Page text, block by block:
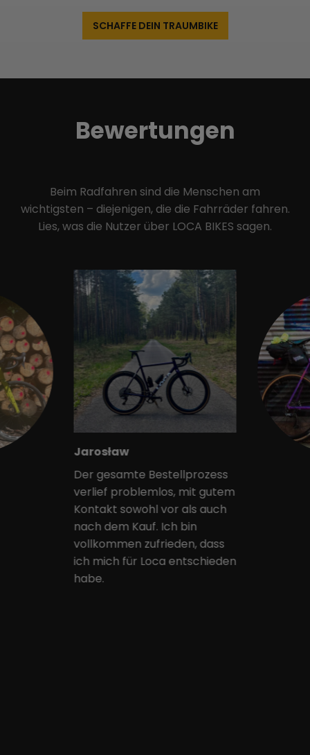
SCHAFFE DEIN TRAUMBIKE
Bewertungen
Beim Radfahren sind die Menschen am
wichtigsten – diejenigen, die die Fahrräder fahren.
Lies, was die Nutzer über LOCA BIKES sagen.
Jarosław
Der gesamte Bestellprozess
verlief problemlos, mit gutem
Kontakt sowohl vor als auch
nach dem Kauf. Ich bin
vollkommen zufrieden, dass
ich mich für Loca entschieden
habe.